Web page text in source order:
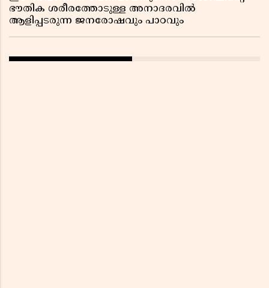
ഭൗതിക ശരീരത്തോടുള്ള അനാദരവിൽ
ആളിപ്പടരുന്ന ജനരോഷവും പാഠവും